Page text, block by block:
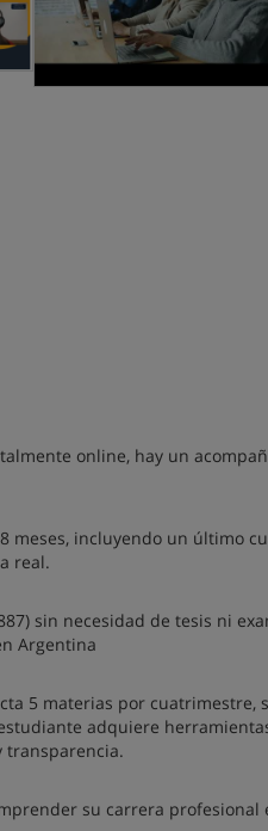
online, hay un
meses, incluyendo un último
real.
sin necesidad de tesis ni
Argentina
5 materias por cuatrimestre,
adquiere
transparencia.
su carrera profesional